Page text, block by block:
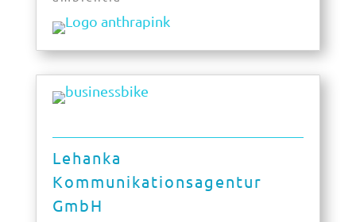
Lehanka
Kommunikationsagentur
GmbH